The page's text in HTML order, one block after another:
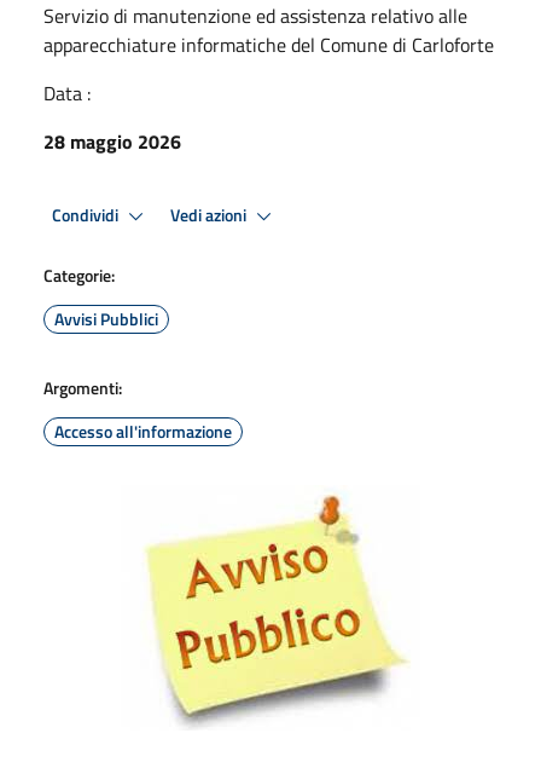
Servizio di manutenzione ed assistenza relativo alle
apparecchiature informatiche del Comune di Carloforte
Data :
28 maggio 2026
Condividi Vedi azioni
Categorie:
Avvisi Pubblici
Argomenti:
Accesso all'informazione